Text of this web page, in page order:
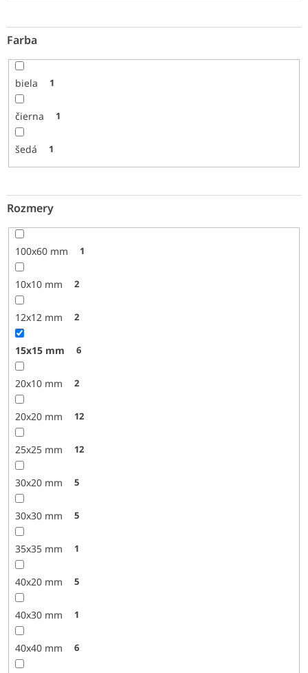
Farba
biela 1
čierna 1
šedá 1
Rozmery
100x60 mm 1
10x10 mm 2
12x12 mm 2
15x15 mm 6
20x10 mm 2
20x20 mm 12
25x25 mm 12
30x20 mm 5
30x30 mm 5
35x35 mm 1
40x20 mm 5
40x30 mm 1
40x40 mm 6